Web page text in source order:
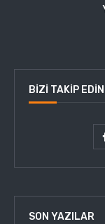
BIZI TAKIP EDIN
SON YAZILAR